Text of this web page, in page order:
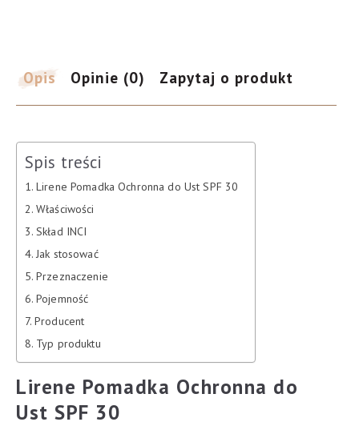
4,6
Opis Opinie (0) Zapytaj o produkt
Spis treści
Lirene Pomadka Ochronna do Ust SPF 30
Właściwości
Skład INCI
Jak stosować
Przeznaczenie
Pojemność
Producent
Typ produktu
Lirene Pomadka Ochronna do
Ust SPF 30